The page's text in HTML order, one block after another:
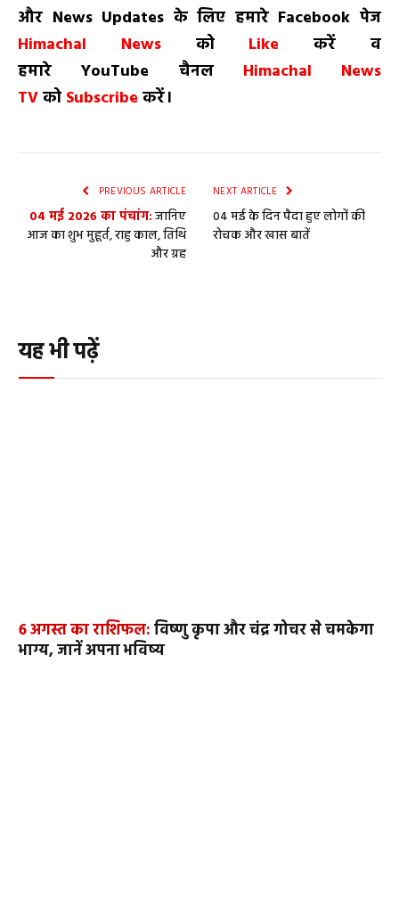
और News Updates के लिए हमारेFacebookपेज
Himachal Newsको Likeकरें व
हमारे YouTube चैनल
Himachal News
TVको Subscribe करें।
PREVIOUS ARTICLE
04 मई 2026 का पंचांग:जानिए
आज का शुभ मुहूर्त, राहु काल, तिथि
और ग्रह
NEXT ARTICLE
04 मई के दिन पैदा हुए लोगों की
रोचक और खास बातें
यह भी पढ़ें
6 अगस्त का राशिफल:विष्णु कृपा और चंद्र गोचर से चमकेगा
भाग्य, जानें अपना भविष्य